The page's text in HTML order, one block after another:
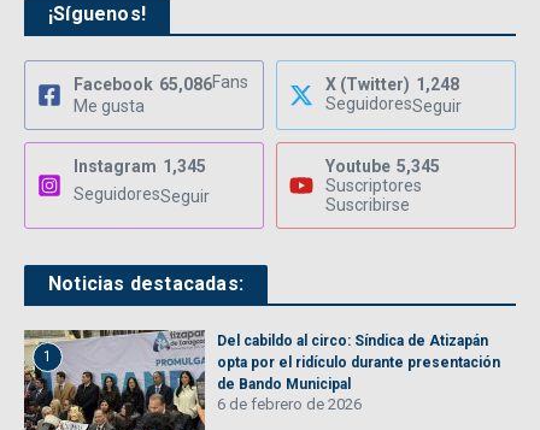
¡Síguenos!
Facebook 65,086Fans
Me gusta
X (Twitter) 1,248
SeguidoresSeguir
Instagram 1,345
SeguidoresSeguir
Youtube 5,345
Suscriptores
Suscribirse
Noticias destacadas:
1
Del cabildo al circo: Síndica de Atizapán
opta por el ridículo durante presentación
de Bando Municipal
6 de febrero de 2026